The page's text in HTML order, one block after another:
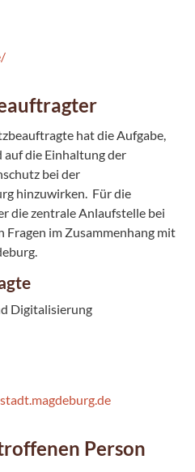
hat die Aufgabe,
die Einhaltung der
bei der
hinzuwirken. Für die
die zentrale Anlaufstelle bei
im Zusammenhang mit
Digitalisierung
Person